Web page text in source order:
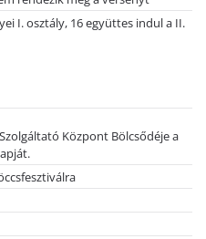
I. osztály, 16 együttes indul a II.
Központ Bölcsődéje a